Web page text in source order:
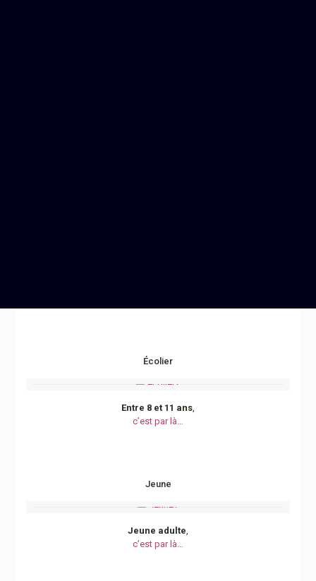
Écolier
Entre 8 et 11 ans,
c’est par là…
Jeune
Jeune adulte,
c’est par là…